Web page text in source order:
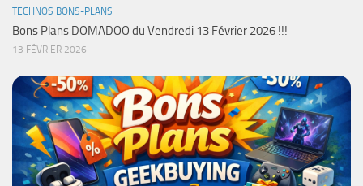
TECHNOS BONS-PLANS
Bons Plans DOMADOO du Vendredi 13 Février 2026 !!!
13 FÉVRIER 2026